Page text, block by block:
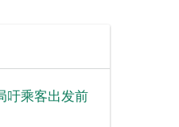
吁乘客出发前